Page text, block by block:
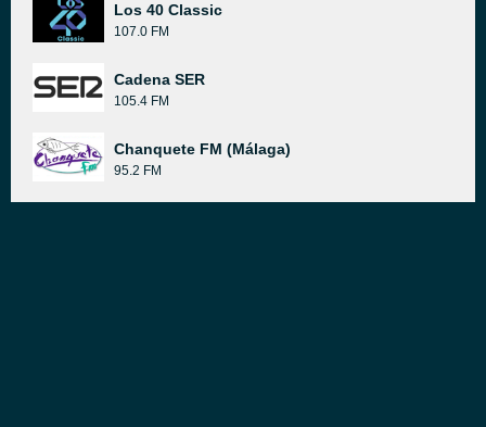
Los 40 Classic
107.0 FM
Cadena SER
105.4 FM
Chanquete FM (Málaga)
95.2 FM